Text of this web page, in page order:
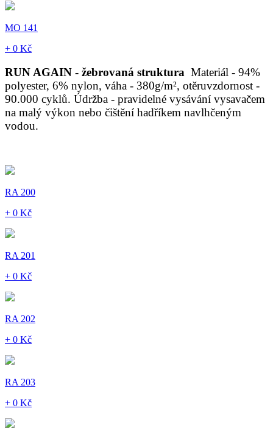
MO 141
+ 0 Kč
RUN AGAIN - žebrovaná struktura Materiál - 94%
polyester, 6% nylon, váha - 380g/m², otěruvzdornost -
90.000 cyklů. Údržba - pravidelné vysávání vysavačem
na malý výkon nebo čištění hadříkem navlhčeným
vodou.
RA 200
+ 0 Kč
RA 201
+ 0 Kč
RA 202
+ 0 Kč
RA 203
+ 0 Kč